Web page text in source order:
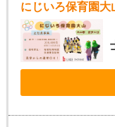
にじいろ保育園大